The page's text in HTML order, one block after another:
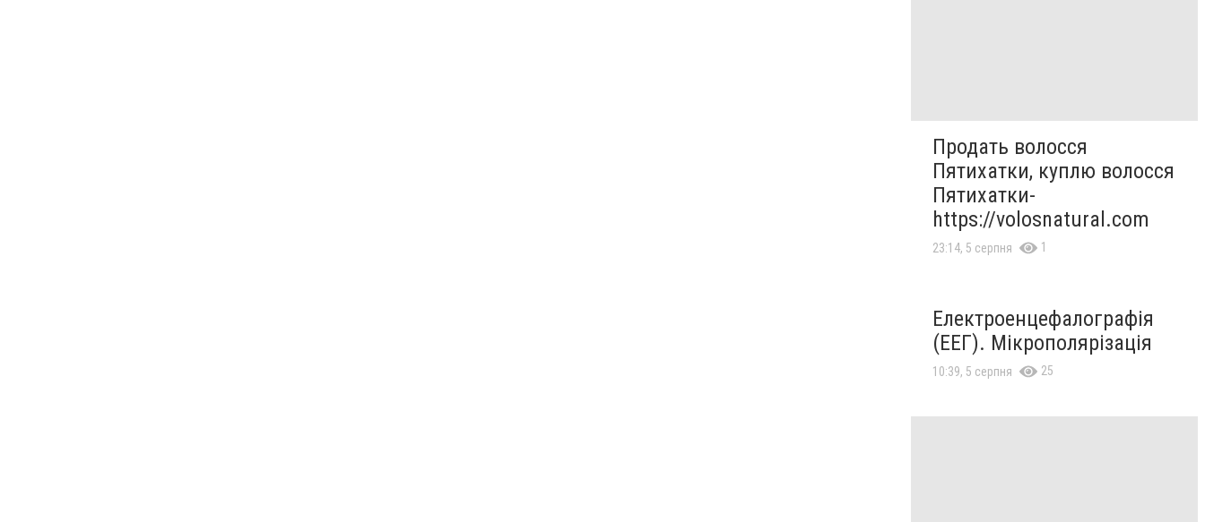
Продать волосся
Пятихатки, куплю волосся
Пятихатки-
https://volosnatural.com
23:14, 5 серпня 1
Електроенцефалографія
(ЕЕГ). Мікрополярізація
10:39, 5 серпня 25